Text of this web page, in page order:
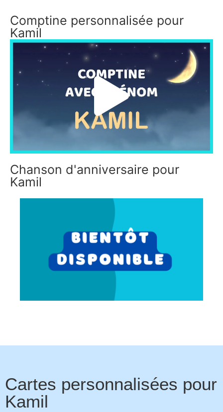
Comptine personnalisée pour
Kamil
Chanson d'anniversaire pour
Kamil
Cartes personnalisées pour
Kamil